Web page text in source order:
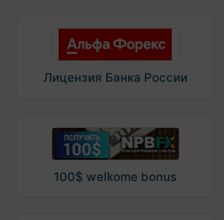
Лицензия Банка России
100$ welkome bonus